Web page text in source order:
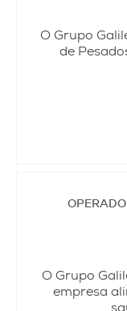
O Grupo
de
O Grupo
empresa